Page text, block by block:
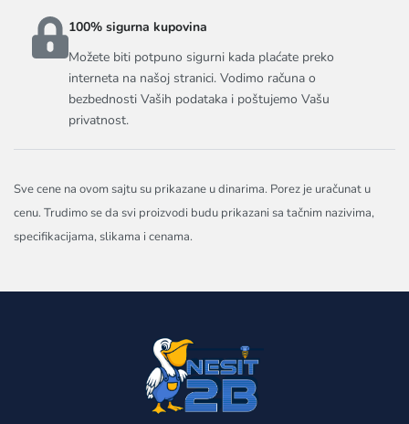
100% sigurna kupovina
Možete biti potpuno sigurni kada plaćate preko
interneta na našoj stranici. Vodimo računa o
bezbednosti Vaših podataka i poštujemo Vašu
privatnost.
Sve cene na ovom sajtu su prikazane u dinarima. Porez je uračunat u
cenu. Trudimo se da svi proizvodi budu prikazani sa tačnim nazivima,
specifikacijama, slikama i cenama.